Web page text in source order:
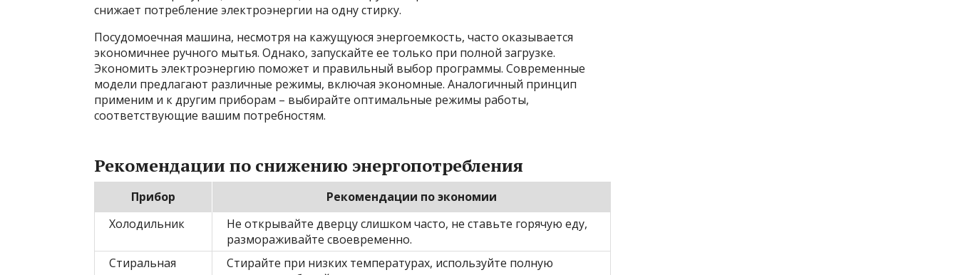
снижает потребление электроэнергии на одну стирку.
Посудомоечная машина, несмотря на кажущуюся энергоемкость, часто оказывается
экономичнее ручного мытья. Однако, запускайте ее только при полной загрузке.
Экономить электроэнергию поможет и правильный выбор программы. Современные
модели предлагают различные режимы, включая экономные. Аналогичный принцип
применим и к другим приборам – выбирайте оптимальные режимы работы,
соответствующие вашим потребностям.
Рекомендации по снижению энергопотребления
Прибор
Рекомендации по экономии
Холодильник
Не открывайте дверцу слишком часто, не ставьте горячую еду,
размораживайте своевременно.
Стиральная
Стирайте при низких температурах, используйте полную